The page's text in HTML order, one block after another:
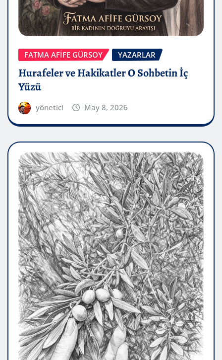
FATMA AFİFE GÜRSOY YAZARLAR
Hurafeler ve Hakikatler O Sohbetin İç
Yüzü
yönetici May 8, 2026